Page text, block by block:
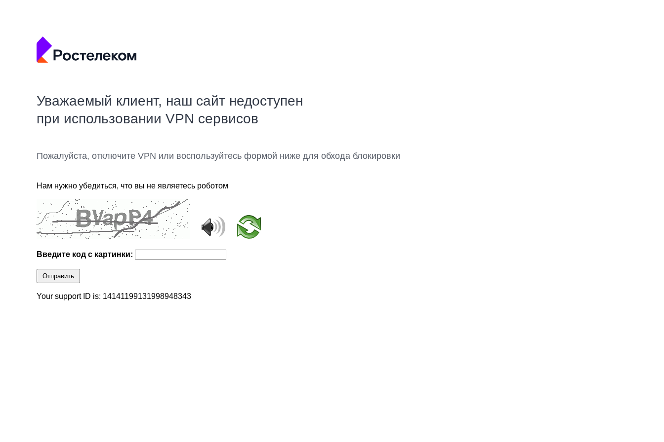
Уважаемый клиент, наш сайт недоступен
при использовании VPN сервисов
Пожалуйста, отключите VPN или воспользуйтесь формой ниже для обхода блокировки
Нам нужно убедиться, что вы не являетесь роботом
Введите код с картинки:
Отправить
Your support ID is: 14141199131998948343